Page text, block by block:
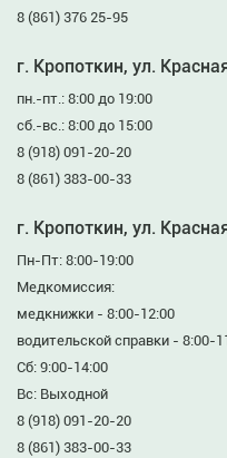
8 (861) 376 25-95
г. Кропоткин, ул.
пн.-пт.: 8:00 до 19:00
сб.-вс.: 8:00 до 15:00
8 (918) 091-20-20
8 (861) 383-00-33
г. Кропоткин, ул.
Пн-Пт: 8:00-19:00
Медкомиссия:
медкнижки - 8:00-12:00
водительской справки - 8:00-
Сб: 9:00-14:00
Вс: Выходной
8 (918) 091-20-20
8 (861) 383-00-33